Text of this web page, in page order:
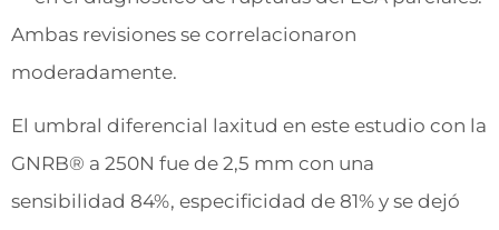
Ambas revisiones se correlacionaron
moderadamente.
El umbral diferencial laxitud en este estudio con la
GNRB® a 250N fue de 2,5 mm con una
sensibilidad 84%, especificidad de 81% y se dejó